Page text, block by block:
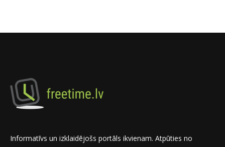
Informatīvs un izklaidējošs portāls ikvienam. Atpūties no